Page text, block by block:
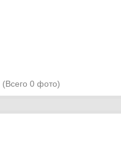
(Всего 0 фото)